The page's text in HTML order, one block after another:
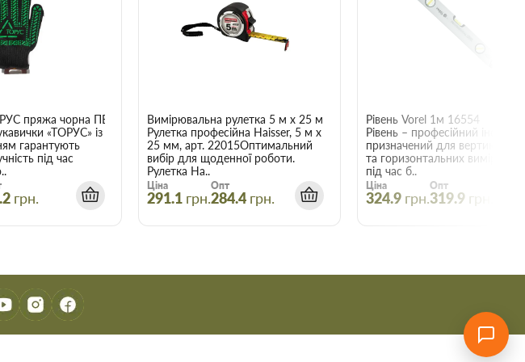
пряжа чорна ПВХ зелений 10р 5611 з блістером
«ТОРУС» із
гарантують
під час
грн.
Вимірювальна рулетка 5 м x 25 мм Haisser 22015
Рулетка професійна Haisser, 5 м x
25 мм, арт. 22015Оптимальний
вибір для щоденної роботи.
Рулетка Ha..
Ціна
291.1 грн.
Опт
284.4 грн.
Рівень Vorel 1м 16554
Рівень – професійний
призначений для
та горизонтальних
під час б..
Ціна
324.9 грн.
Опт
319.9 грн.